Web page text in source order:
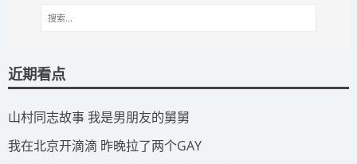
近期看点
​山村同志故事 我是男朋友的舅舅
​我在北京开滴滴 昨晚拉了两个GAY